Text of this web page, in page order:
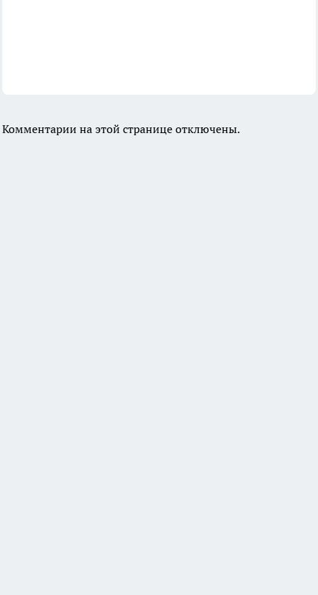
Комментарии на этой странице отключены.